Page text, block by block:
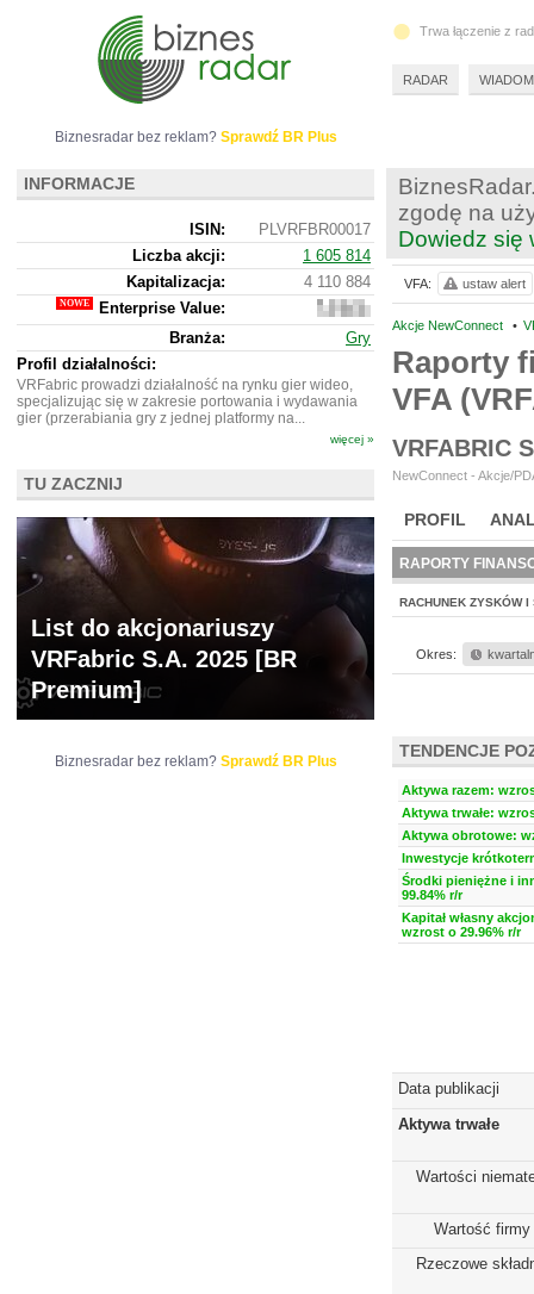
zgodę na
Dowiedz się
Akcje NewConnect •
Raporty
VFA
VRFABRIC
NewConnect - Akcje/
PROFIL
BR LAB
RAPORTY
RACHUNEK ZYSKÓW I
Okres:
TENDENCJE
Aktywa razem:
Aktywa trwałe:
Aktywa obrotowe:
Inwestycje
Środki pieniężne i
99.84% r/r
Kapitał własny
wzrost o 29.96% r/r
Data publikacji
Aktywa trwałe
Wartości
Wartość firmy
Rzeczowe
VFA: ustaw alert
Biznesradar bez reklam? Sprawdź BR Plus
INFORMACJE
ISIN:
PLVRFBR00017
Liczba akcji:
1 605 814
Kapitalizacja:
4 110 884
Enterprise Value:
-2
010 116
Branża:
Gry
Profil działalności:
VRFabric prowadzi działalność na rynku gier wideo,
specjalizując się w zakresie portowania i wydawania
gier (przerabiania gry z jednej platformy na...
więcej »
TU ZACZNIJ
List do akcjonariuszy
VRFabric S.A. 2025 [BR
Premium]
Biznesradar bez reklam? Sprawdź BR Plus
Trwa łączenie z
RADAR